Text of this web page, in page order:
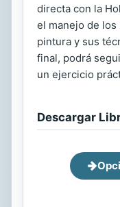
directa con la
el manejo de
pintura y sus
final, podrá
un ejercicio
Descargar